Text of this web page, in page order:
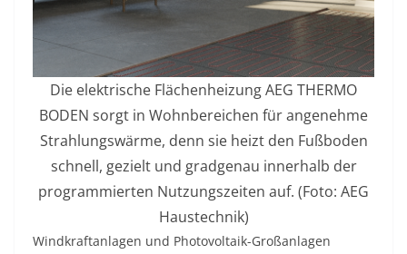
Die elektrische Flächenheizung AEG THERMO
BODEN sorgt in Wohnbereichen für angenehme
Strahlungswärme, denn sie heizt den Fußboden
schnell, gezielt und gradgenau innerhalb der
programmierten Nutzungszeiten auf. (Foto: AEG
Haustechnik)
Windkraftanlagen und Photovoltaik-Großanlagen